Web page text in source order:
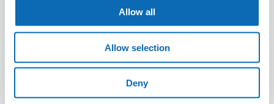
Allow all
Allow selection
Deny
この店舗を予約する